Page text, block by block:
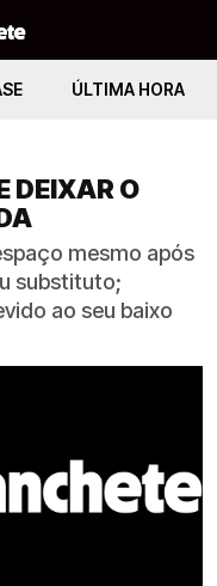
ÚLTIMA HORA
DEIXAR O
mesmo após
substituto;
ao seu baixo